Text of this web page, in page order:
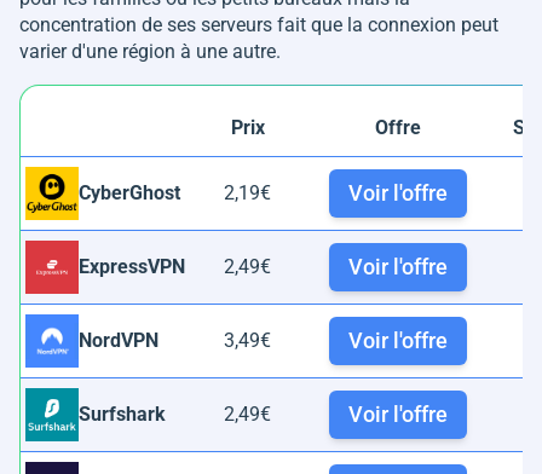
concentration de ses serveurs fait que la connexion peut
varier d'une région à une autre.
Prix Offre
CyberGhost 2,19€ Voir l'offre
ExpressVPN 2,49€ Voir l'offre
NordVPN 3,49€ Voir l'offre
Surfshark 2,49€ Voir l'offre